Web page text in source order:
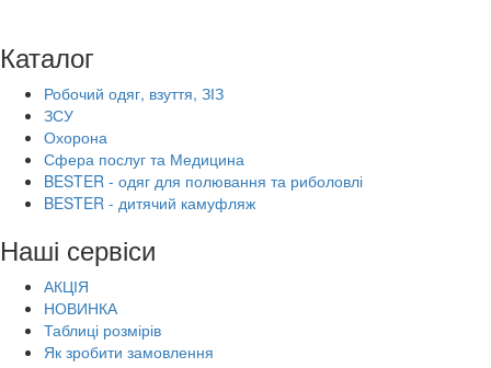
Каталог
Робочий одяг, взуття, ЗІЗ
ЗСУ
Охорона
Сфера послуг та Медицина
BESTER - одяг для полювання та риболовлі
BESTER - дитячий камуфляж
Наші сервіси
АКЦІЯ
НОВИНКА
Таблиці розмірів
Як зробити замовлення